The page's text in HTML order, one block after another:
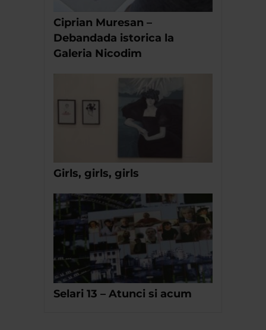
Ciprian Muresan –
Debandada istorica la
Galeria Nicodim
Girls, girls, girls
Selari 13 – Atunci si acum